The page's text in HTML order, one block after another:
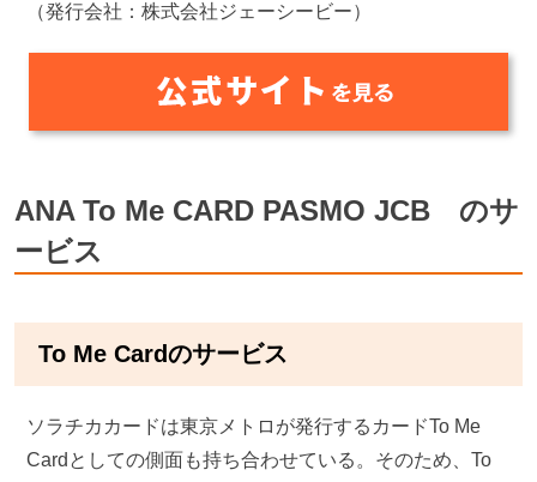
（発行会社：株式会社ジェーシービー）
ANA To Me CARD PASMO JCB のサ
ービス
To Me Cardのサービス
ソラチカカードは東京メトロが発行するカードTo Me
Cardとしての側面も持ち合わせている。そのため、To